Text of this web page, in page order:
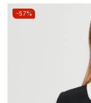
-57%